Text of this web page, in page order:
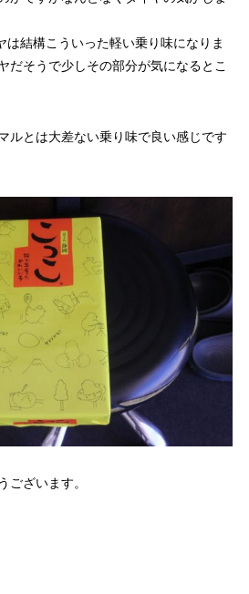
は結構こういった軽い乗り味になりま
だそうで少しその部分が気になるとこ
ルとは大差ない乗り味で良い感じです
ございます。